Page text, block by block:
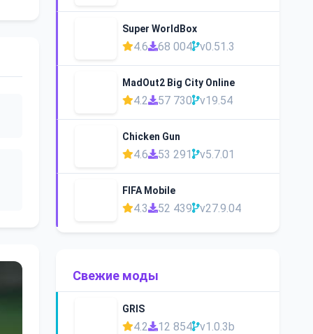
Super WorldBox
4.6 68 004 v0.51.3
MadOut2 Big City Online
4.2 57 730 v19.54
Chicken Gun
4.6 53 291 v5.7.01
FIFA Mobile
4.3 52 439 v27.9.04
Свежие моды
GRIS
4.2 12 854 v1.0.3b